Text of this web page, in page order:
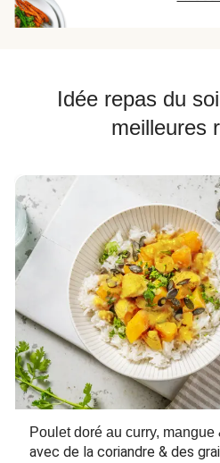
Idée repas du
meilleures
Poulet doré au curry, mangue
avec de la coriandre & des